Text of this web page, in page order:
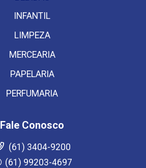
INFANTIL
LIMPEZA
MERCEARIA
PAPELARIA
PERFUMARIA
Fale Conosco
(61) 3404-9200
(61) 99203-4697